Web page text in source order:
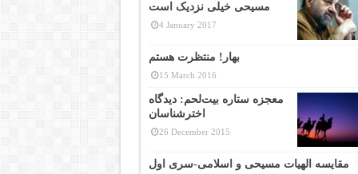
مسیحی خیلی نزدیک است
4 January 2017
بهار! منتظرت هستم
15 March 2016
معجزه ستاره بیت‌لحم: دیدگاه
اخترشناسان
26 December 2015
مقایسه الهیات مسیحی و اسلامی-سری اول